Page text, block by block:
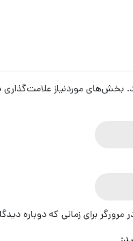
بخش‌های موردنیاز علامت‌گذاری
برای زمانی که دوباره